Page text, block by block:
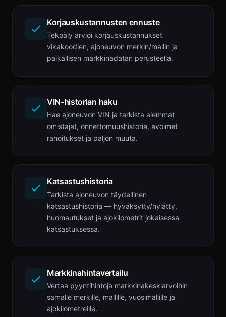
Korjauskustannusten ennuste
Tekoäly arvioi korjauskustannukset
vikakoodien, ajoneuvon merkin/mallin ja
paikallisen markkinadatan perusteella.
VIN-historian haku
Hae ajoneuvon VIN ja tarkista aiemmat
omistajat, onnettomuushistoria, avoimet
rahoitukset ja paljon muuta.
Katsastushistoria
Tarkista ajoneuvon täydellinen
katsastushistoria — hyväksytty/hylätty,
huomautukset ja ajokilometrit jokaisessa
katsastuksessa.
Markkinahintavertailu
Vertaa pyyntihintoja markkinakeskiarvoihin
samalle merkille, mallille, vuosimallille ja
ajokilometreille.